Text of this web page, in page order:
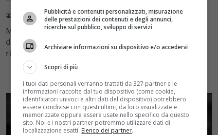
Redazione Velvet 4 Agosto 2026
Mediaset sceglie di mantenere Gerry Scotti e La Ruota
della Fortuna nell'access prime time estivo di Canale 5,
rinviando a dicembre il debutto di Enrico Pa
Leggi di più
Pubblicità e contenuti personalizzati, misurazione
delle prestazioni dei contenuti e degli annunci,
ricerche sul pubblico, sviluppo di servizi
Archiviare informazioni su dispositivo e/o accedervi
Scopri di più
I tuoi dati personali verranno trattati da 327 partner e le
informazioni raccolte dal tuo dispositivo (come cookie,
identificatori univoci e altri dati del dispositivo) potrebbero
essere condivise con questi ultimi, da loro visualizzate e
memorizzate oppure essere usate nello specifico da questo
sito. Noi e i nostri partner potremmo utilizzare dati di
localizzazione esatti. Elenco dei partner.